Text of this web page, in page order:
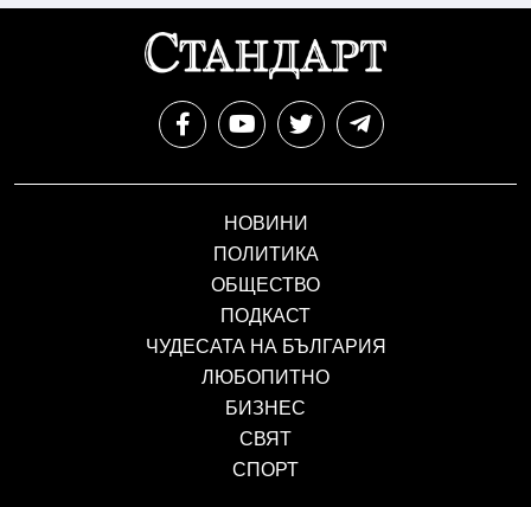
НОВИНИ
ПОЛИТИКА
ОБЩЕСТВО
ПОДКАСТ
ЧУДЕСАТА НА БЪЛГАРИЯ
ЛЮБОПИТНО
БИЗНЕС
СВЯТ
СПОРТ